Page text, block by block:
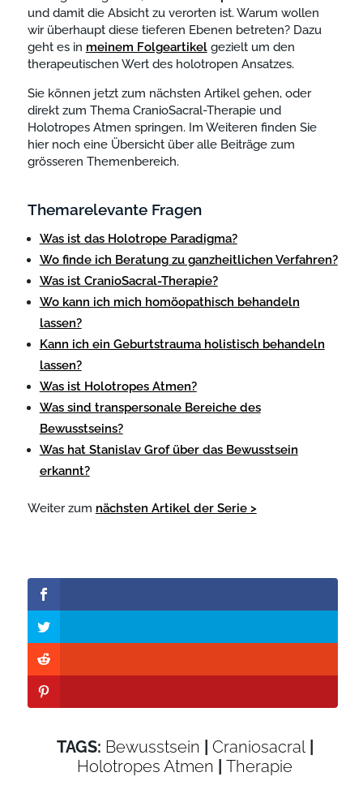
und damit die Absicht zu verorten ist. Warum wollen
wir überhaupt diese tieferen Ebenen betreten? Dazu
geht es in meinem Folgeartikelgezielt um den
therapeutischen Wert des holotropen Ansatzes.
Sie können jetzt zum nächsten Artikel gehen, oder
direkt zum Thema CranioSacral-Therapie und
Holotropes Atmen springen. Im Weiteren finden Sie
hier noch eine Übersicht über alle Beiträge zum
grösseren Themenbereich.
Themarelevante Fragen
Was ist das Holotrope Paradigma?
Wo finde ich Beratung zu ganzheitlichen Verfahren?
Was ist CranioSacral-Therapie?
Wo kann ich mich homöopathisch behandeln
lassen?
Kann ich ein Geburtstrauma holistisch behandeln
lassen?
Was ist Holotropes Atmen?
Was sind transpersonale Bereiche des
Bewusstseins?
Was hat Stanislav Grof über das Bewusstsein
erkannt?
Weiter zum nächsten Artikel der Serie >
AptekaWarszawa24.com
TAGS: Bewusstsein Craniosacral|
Holotropes Atmen
Therapie